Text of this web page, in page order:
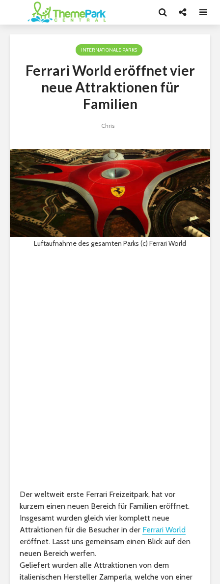
INTERNATIONALE PARKS
Ferrari World eröffnet vier
neue Attraktionen für
Familien
Chris
Luftaufnahme des gesamten Parks (c) Ferrari World
Der weltweit erste Ferrari Freizeitpark, hat vor
kurzem einen neuen Bereich für Familien eröffnet.
Insgesamt wurden gleich vier komplett neue
Attraktionen für die Besucher in der Ferrari World
eröffnet. Lasst uns gemeinsam einen Blick auf den
neuen Bereich werfen.
Geliefert wurden alle Attraktionen von dem
italienischen Hersteller Zamperla, welche von einer